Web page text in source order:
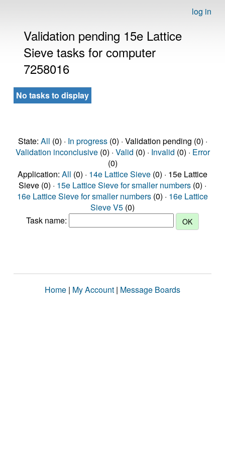
log in
Validation pending 15e Lattice
Sieve tasks for computer
7258016
No tasks to display
State: All (0) · In progress(0) · Validation pending (0) ·
Validation inconclusive(0) · Valid (0) · Invalid (0) · Error
(0)
Application: All (0) · 14e Lattice Sieve (0) · 15e Lattice
Sieve (0) · 15e Lattice Sieve for smaller numbers (0) ·
16e Lattice Sieve for smaller numbers (0) · 16e Lattice
Sieve V5 (0)
Task name:
Home | My Account | Message Boards